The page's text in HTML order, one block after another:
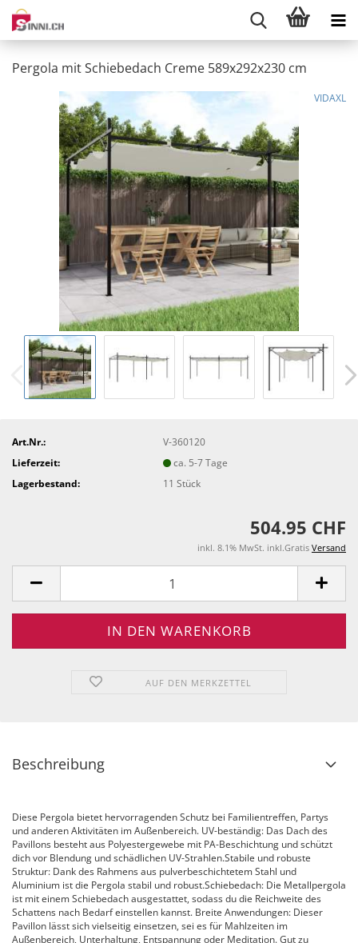
Pergola mit Schiebedach Creme 589x292x230 cm
VIDAXL
Art.Nr.:
V-360120
Lieferzeit:
ca. 5-7 Tage
Lagerbestand:
11Stück
504.95 CHF
inkl. 8.1% MwSt. inkl.Gratis Versand
AUF DEN MERKZETTEL
Beschreibung
Diese Pergola bietet hervorragenden Schutz bei Familientreffen, Partys
und anderen Aktivitäten im Außenbereich. UV-beständig: Das Dach des
Pavillons besteht aus Polyestergewebe mit PA-Beschichtung und schützt
dich vor Blendung und schädlichen UV-Strahlen.Stabile und robuste
Struktur: Dank des Rahmens aus pulverbeschichtetem Stahl und
Aluminium ist die Pergola stabil und robust.Schiebedach: Die Metallpergola
ist mit einem Schiebedach ausgestattet, sodass du die Reichweite des
Schattens nach Bedarf einstellen kannst. Breite Anwendungen: Dieser
Pavillon lässt sich vielseitig einsetzen, sei es für Mahlzeiten im
Außenbereich, Unterhaltung, Entspannung oder Meditation. Gut zu